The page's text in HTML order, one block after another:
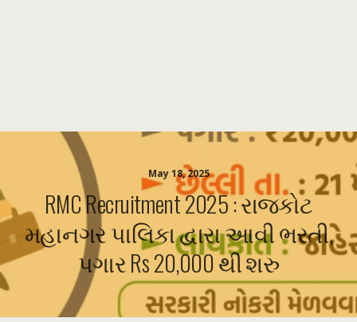
May 18, 2025
RMC Recruitment 2025 : રાજકોટ
મહાનગર પાલિકા દ્વારા આવી ભરતી,
પગાર Rs 20,000 થી શરુ